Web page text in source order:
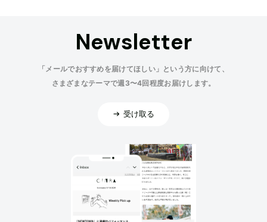
Newsletter
「メールでおすすめを届けてほしい」という方に向けて、
さまざまなテーマで週3〜4回程度お届けします。
受け取る